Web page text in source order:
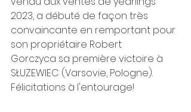
2023, a débuté de façon très
convaincante en remportant pour
son propriétaire Robert
Gorczyca sa première victoire à
SŁUŻEWIEC (Varsovie, Pologne).
Félicitations à l'entourage!